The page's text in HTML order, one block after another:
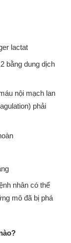
lactat
bằng dung dịch
nội mạch lan
phải
nhân có thể
mô đã bị phá